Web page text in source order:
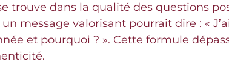
trouve dans la qualité des questions
message valorisant pourrait dire : «
et pourquoi ? ». Cette formule